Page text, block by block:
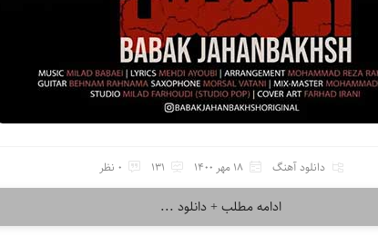
دانلود آهنگ 18 مهر 1400 131 0 نظر
ادامه مطلب + دانلود ...